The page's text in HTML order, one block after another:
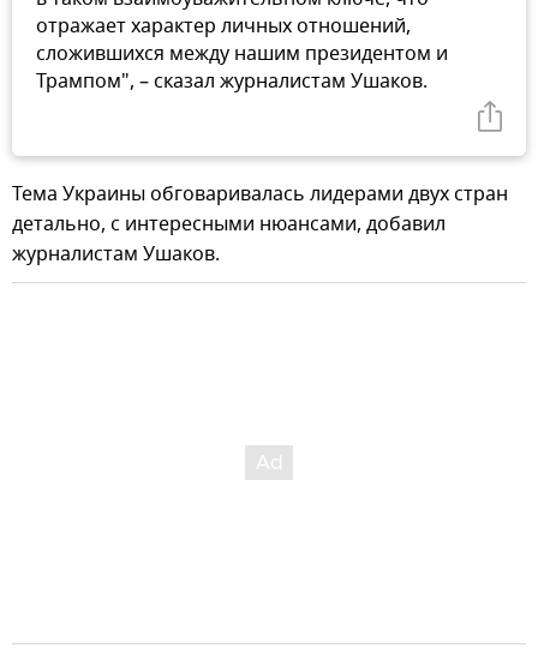
отражает характер личных отношений,
сложившихся между нашим президентом и
Трампом", – сказал журналистам Ушаков.
Тема Украины обговаривалась лидерами двух стран
детально, с интересными нюансами, добавил
журналистам Ушаков.